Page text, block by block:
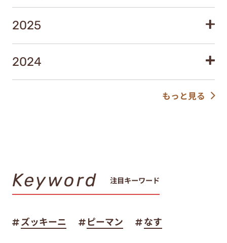
2025
2024
もっと見る
Keyword 注目キーワード
ズッキーニ ピーマン なす